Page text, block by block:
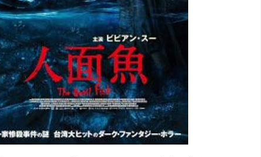
この商品を含むブログ (1件) を見る
不敗の恋人
アーティスト:ビビアン・スー,易家揚,王豫民
出版社/メーカー:RCAアリオラジャパン
発売日:2000/03/23
メディア:CD
: 48回
この商品を含むブログ (4件) を見る